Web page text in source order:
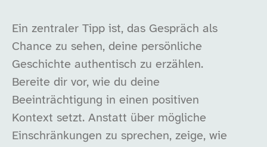
Ein zentraler Tipp ist, das Gespräch als
Chance zu sehen, deine persönliche
Geschichte authentisch zu erzählen.
Bereite dir vor, wie du deine
Beeinträchtigung in einen positiven
Kontext setzt. Anstatt über mögliche
Einschränkungen zu sprechen, zeige, wie